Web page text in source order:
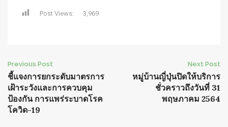
Post Views: 3,969
Post
navigation
Previous Post
ชี้แจงการยกระดับมาตรการ
เฝ้าระวังและการควบคุม
ป้องกัน การแพร่ระบาดโรค
โควิด-19
Next Post
หมู่บ้านญี่ปุ่นปิดให้บริการ
ชั่วคราวถึงวันที่ 31
พฤษภาคม 2564